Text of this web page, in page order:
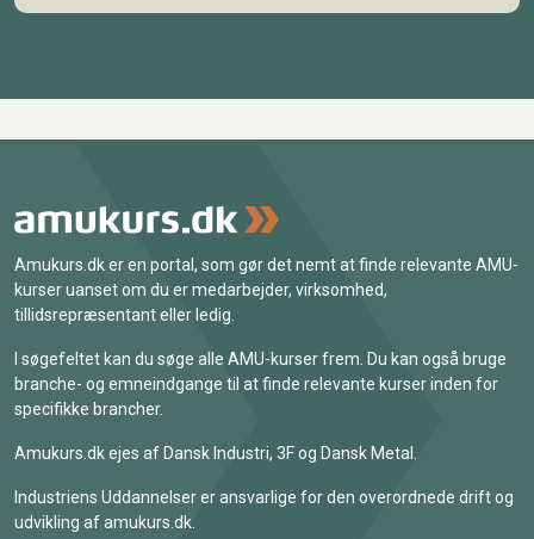
Amukurs.dk er en portal, som gør det nemt at finde relevante AMU-
kurser uanset om du er medarbejder, virksomhed,
tillidsrepræsentant eller ledig.
I søgefeltet kan du søge alle AMU-kurser frem. Du kan også bruge
branche- og emneindgange til at finde relevante kurser inden for
specifikke brancher.
Amukurs.dk ejes af Dansk Industri, 3F og Dansk Metal.
Industriens Uddannelser er ansvarlige for den overordnede drift og
udvikling af amukurs.dk.